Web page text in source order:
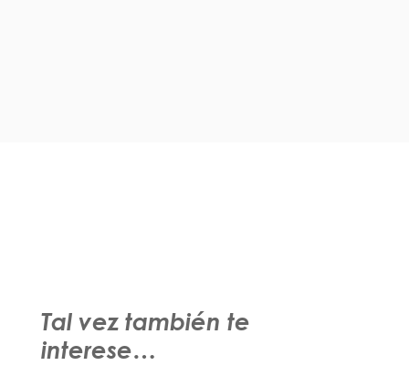
Tal vez también te
interese…